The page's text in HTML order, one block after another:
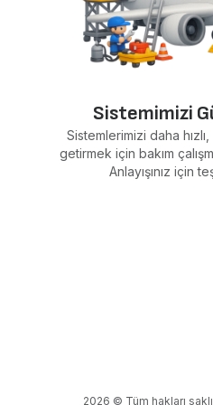
Sistemimizi
Sistemlerimizi daha
getirmek için bakım
Anlayışınız için
2026 © Tüm hakları